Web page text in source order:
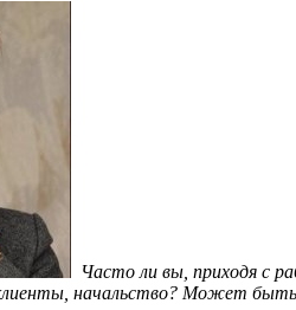
Часто ли вы, приходя с
начальство? Может быть,